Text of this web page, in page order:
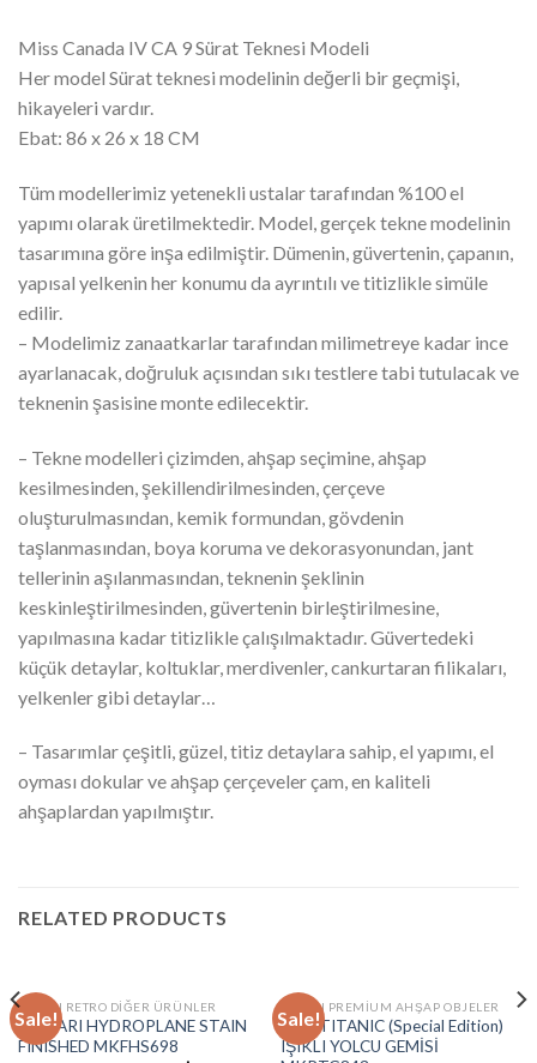
Miss Canada IV CA 9 Sürat Teknesi Modeli
Her model Sürat teknesi modelinin değerli bir geçmişi,
hikayeleri vardır.
Ebat: 86 x 26 x 18 CM
Tüm modellerimiz yetenekli ustalar tarafından %100 el
yapımı olarak üretilmektedir. Model, gerçek tekne modelinin
tasarımına göre inşa edilmiştir. Dümenin, güvertenin, çapanın,
yapısal yelkenin her konumu da ayrıntılı ve titizlikle simüle
edilir.
– Modelimiz zanaatkarlar tarafından milimetreye kadar ince
ayarlanacak, doğruluk açısından sıkı testlere tabi tutulacak ve
teknenin şasisine monte edilecektir.
– Tekne modelleri çizimden, ahşap seçimine, ahşap
kesilmesinden, şekillendirilmesinden, çerçeve
oluşturulmasından, kemik formundan, gövdenin
taşlanmasından, boya koruma ve dekorasyonundan, jant
tellerinin aşılanmasından, teknenin şeklinin
keskinleştirilmesinden, güvertenin birleştirilmesine,
yapılmasına kadar titizlikle çalışılmaktadır. Güvertedeki
küçük detaylar, koltuklar, merdivenler, cankurtaran filikaları,
yelkenler gibi detaylar…
– Tasarımlar çeşitli, güzel, titiz detaylara sahip, el yapımı, el
oyması dokular ve ahşap çerçeveler çam, en kaliteli
ahşaplardan yapılmıştır.
RELATED PRODUCTS
Sale!
MARIN RETRO DIĞER ÜRÜNLER
FERRARI HYDROPLANE STAIN
FINISHED MKFHS698
Sale!
MARIN PREMIUM AHŞAP OBJELER
RMS TITANIC (Special Edition)
IŞIKLI YOLCU GEMİSİ